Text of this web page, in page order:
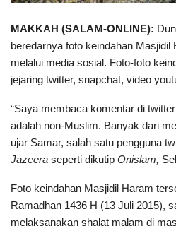
MAKKAH (SALAM-ONLINE):
beredarnya foto keindahan Masjidil
melalui media sosial. Foto-foto
jejaring twitter, snapchat, video
“Saya membaca komentar di
adalah non-Muslim. Banyak dari
ujar Samar, salah satu pengguna
Jazeera seperti dikutip Onislam,
Foto keindahan Masjidil Haram
Ramadhan 1436 H (13 Juli 2015),
melaksanakan shalat malam di